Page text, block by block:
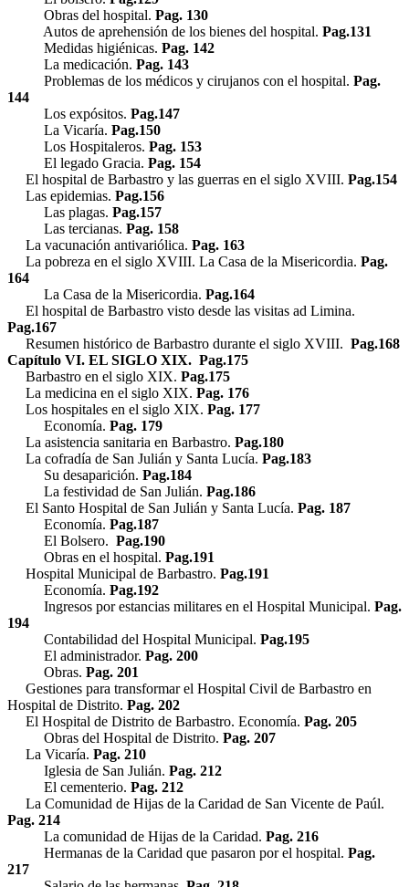
Obras del hospital. Pag. 130
Autos de aprehensión de los bienes del hospital. Pag.131
Medidas higiénicas. Pag. 142
La medicación. Pag. 143
Problemas de los médicos y cirujanos con el hospital. Pag.
144
Los expósitos. Pag.147
La Vicaría. Pag.150
Los Hospitaleros. Pag. 153
El legado Gracia. Pag. 154
El hospital de Barbastro y las guerras en el siglo XVIII. Pag.154
Las epidemias. Pag.156
Las plagas. Pag.157
Las tercianas. Pag. 158
La vacunación antivariólica. Pag. 163
La pobreza en el siglo XVIII. La Casa de la Misericordia. Pag.
164
La Casa de la Misericordia. Pag.164
El hospital de Barbastro visto desde las visitas ad Limina.
Pag.167
Resumen histórico de Barbastro durante el siglo XVIII. Pag.168
Capítulo VI. EL SIGLO XIX. Pag.175
Barbastro en el siglo XIX. Pag.175
La medicina en el siglo XIX. Pag. 176
Los hospitales en el siglo XIX. Pag. 177
Economía. Pag. 179
La asistencia sanitaria en Barbastro. Pag.180
La cofradía de San Julián y Santa Lucía. Pag.183
Su desaparición. Pag.184
La festividad de San Julián. Pag.186
El Santo Hospital de San Julián y Santa Lucía. Pag. 187
Economía. Pag.187
El Bolsero. Pag.190
Obras en el hospital. Pag.191
Hospital Municipal de Barbastro. Pag.191
Economía. Pag.192
Ingresos por estancias militares en el Hospital Municipal. Pag.
194
Contabilidad del Hospital Municipal. Pag.195
El administrador. Pag. 200
Obras. Pag. 201
Gestiones para transformar el Hospital Civil de Barbastro en
Hospital de Distrito. Pag. 202
El Hospital de Distrito de Barbastro. Economía. Pag. 205
Obras del Hospital de Distrito. Pag. 207
La Vicaría. Pag. 210
Iglesia de San Julián. Pag. 212
El cementerio. Pag. 212
La Comunidad de Hijas de la Caridad de San Vicente de Paúl.
Pag. 214
La comunidad de Hijas de la Caridad. Pag. 216
Hermanas de la Caridad que pasaron por el hospital. Pag.
217